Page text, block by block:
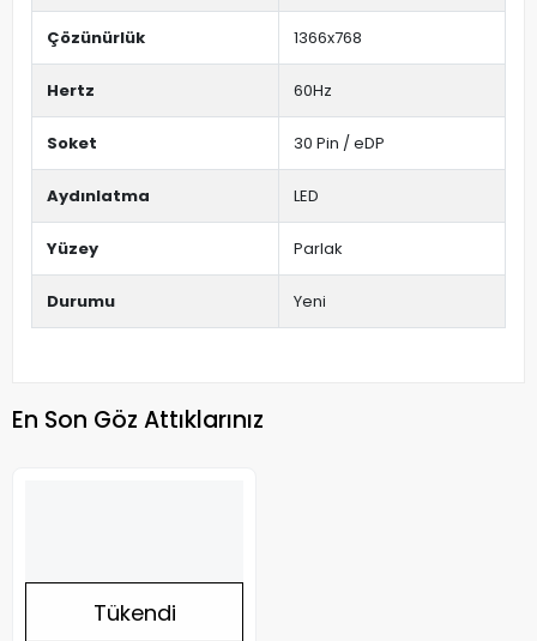
Çözünürlük 1366x768
Hertz 60Hz
Soket 30 Pin / eDP
Aydınlatma LED
Yüzey Parlak
Durumu Yeni
En Son Göz Attıklarınız
Tükendi